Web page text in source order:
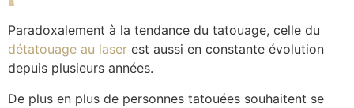
Paradoxalement à la tendance du tatouage, celle du
détatouage au laser est aussi en constante évolution
depuis plusieurs années.
De plus en plus de personnes tatouées souhaitent se